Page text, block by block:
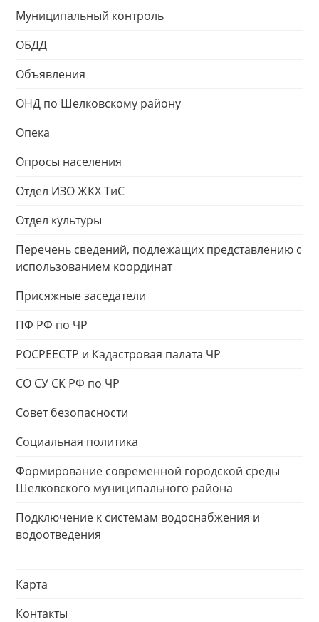
Муниципальный контроль
ОБДД
Объявления
ОНД по Шелковскому району
Опека
Опросы населения
Отдел ИЗО ЖКХ ТиС
Отдел культуры
Перечень сведений, подлежащих представлению с
использованием координат
Присяжные заседатели
ПФ РФ по ЧР
РОСРЕЕСТР и Кадастровая палата ЧР
СО СУ СК РФ по ЧР
Совет безопасности
Социальная политика
Формирование современной городской среды
Шелковского муниципального района
Подключение к системам водоснабжения и
водоотведения
Карта
Контакты